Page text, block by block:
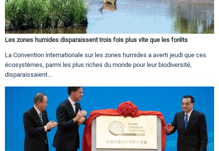
Les zones humides disparaissent trois fois plus vite que les forêts
La Convention internationale sur les zones humides a averti jeudi que ces
écosystèmes, parmi les plus riches du monde pour leur biodiversité,
disparaissaient...